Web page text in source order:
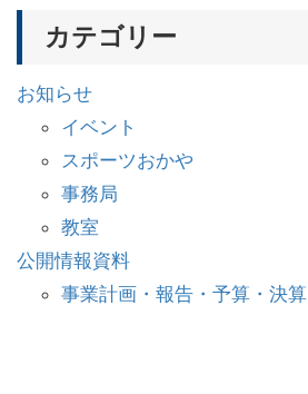
カテゴリー
お知らせ
イベント
スポーツおかや
事務局
教室
公開情報資料
事業計画・報告・予算・決算